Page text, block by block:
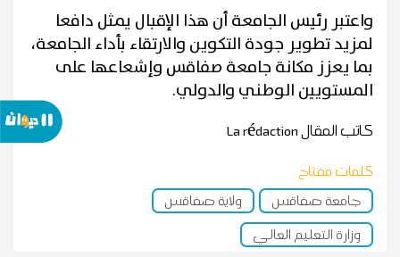
واعتبر رئيس الجامعة أن هذا الإقبال يمثل دافعا
لمزيد تطوير جودة التكوين والارتقاء بأداء الجامعة،
بما يعزز مكانة جامعة صفاقس وإشعاعها على
المستويين الوطني والدولي.
كاتب المقالLa rédaction
كلمات مفتاح
جامعة صفاقس
ولاية صفاقس
وزارة التعليم العالي